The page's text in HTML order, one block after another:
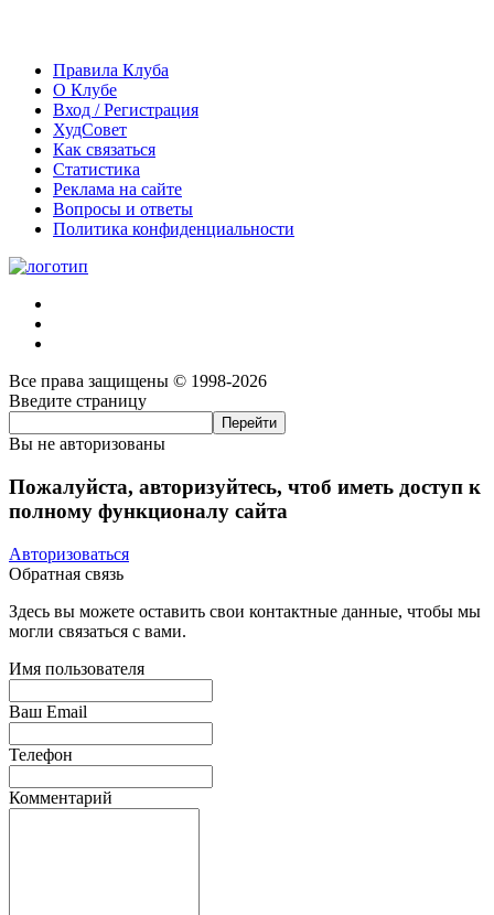
Правила Клуба
О Клубе
Вход / Регистрация
ХудСовет
Как связаться
Статистика
Реклама на сайте
Вопросы и ответы
Политика конфиденциальности
Все права защищены © 1998-2026
Введите страницу
Вы не авторизованы
Пожалуйста, авторизуйтесь, чтоб иметь доступ к
полному функционалу сайта
Авторизоваться
Обратная связь
Здесь вы можете оставить свои контактные данные, чтобы мы
могли связаться с вами.
Имя пользователя
Ваш Email
Телефон
Комментарий